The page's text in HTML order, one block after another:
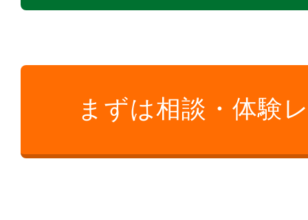
まずは相談・体験